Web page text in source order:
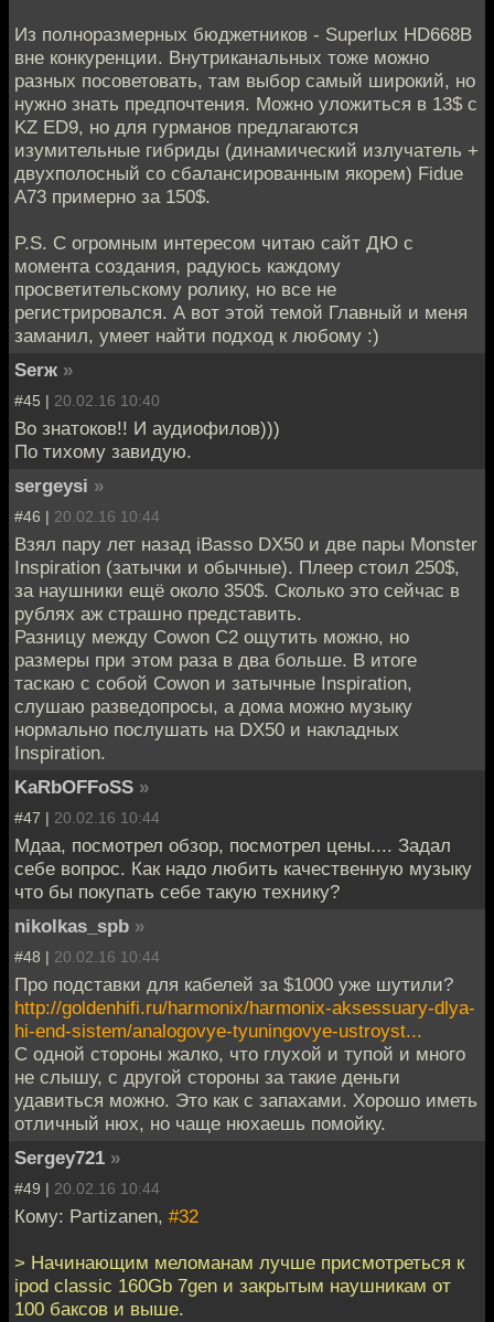
Из полноразмерных бюджетников - Superlux HD668B
вне конкуренции. Внутриканальных тоже можно
разных посоветовать, там выбор самый широкий, но
нужно знать предпочтения. Можно уложиться в 13$ с
KZ ED9, но для гурманов предлагаются
изумительные гибриды (динамический излучатель +
двухполосный со сбалансированным якорем) Fidue
A73 примерно за 150$.
P.S. С огромным интересом читаю сайт ДЮ с
момента создания, радуюсь каждому
просветительскому ролику, но все не
регистрировался. А вот этой темой Главный и меня
заманил, умеет найти подход к любому :)
Serж »
#45 | 20.02.16 10:40
Во знатоков!! И аудиофилов)))
По тихому завидую.
sergeysi »
#46 | 20.02.16 10:44
Взял пару лет назад iBasso DX50 и две пары Monster
Inspiration (затычки и обычные). Плеер стоил 250$,
за наушники ещё около 350$. Сколько это сейчас в
рублях аж страшно представить.
Разницу между Cowon C2 ощутить можно, но
размеры при этом раза в два больше. В итоге
таскаю с собой Cowon и затычные Inspiration,
слушаю разведопросы, а дома можно музыку
нормально послушать на DX50 и накладных
Inspiration.
KaRbOFFoSS »
#47 | 20.02.16 10:44
Мдаа, посмотрел обзор, посмотрел цены.... Задал
себе вопрос. Как надо любить качественную музыку
что бы покупать себе такую технику?
nikolkas_spb »
#48 | 20.02.16 10:44
Про подставки для кабелей за $1000 уже шутили?
http://goldenhifi.ru/harmonix/harmonix-aksessuary-dlya-
hi-end-sistem/analogovye-tyuningovye-ustroyst...
С одной стороны жалко, что глухой и тупой и много
не слышу, с другой стороны за такие деньги
удавиться можно. Это как с запахами. Хорошо иметь
отличный нюх, но чаще нюхаешь помойку.
Sergey721 »
#49 | 20.02.16 10:44
Кому: Partizanen, #32
> Начинающим меломанам лучше присмотреться к
ipod classic 160Gb 7gen и закрытым наушникам от
100 баксов и выше.